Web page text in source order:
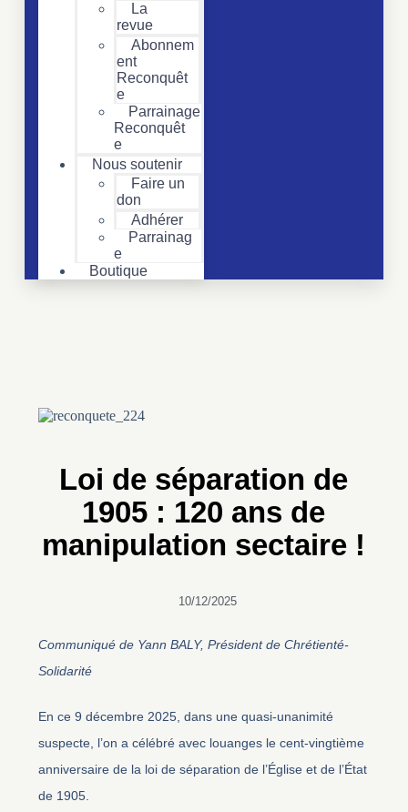
La
revue
Abonnem
ent
Reconquêt
e
Parrainage
Reconquêt
e
Nous soutenir
Faire un
don
Adhérer
Parrainag
e
Boutique
Loi de séparation de
1905 : 120 ans de
manipulation sectaire !
10/12/2025
Communiqué de Yann BALY, Président de Chrétienté-
Solidarité
En ce 9 décembre 2025, dans une quasi-unanimité
suspecte, l’on a célébré avec louanges le cent-vingtième
anniversaire de la loi de séparation de l’Église et de l’État
de 1905.